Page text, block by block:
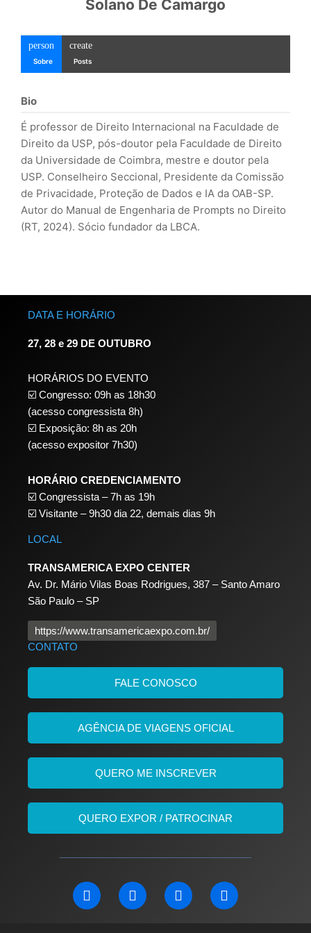
Solano De Camargo
person
Sobre
create
Posts
Bio
É professor de Direito Internacional na Faculdade de
Direito da USP, pós-doutor pela Faculdade de Direito
da Universidade de Coimbra, mestre e doutor pela
USP. Conselheiro Seccional, Presidente da Comissão
de Privacidade, Proteção de Dados e IA da OAB-SP.
Autor do Manual de Engenharia de Prompts no Direito
(RT, 2024). Sócio fundador da LBCA.
DATA E HORÁRIO
27, 28 e 29 DE OUTUBRO
HORÁRIOS DO EVENTO
☑️ Congresso: 09h as 18h30
(acesso congressista 8h)
☑️ Exposição: 8h as 20h
(acesso expositor 7h30)
HORÁRIO CREDENCIAMENTO
☑️ Congressista – 7h as 19h
☑️ Visitante – 9h30 dia 22, demais dias 9h
LOCAL
TRANSAMERICA EXPO CENTER
Av. Dr. Mário Vilas Boas Rodrigues, 387 – Santo Amaro
São Paulo – SP
https://www.transamericaexpo.com.br/
CONTATO
FALE CONOSCO
AGÊNCIA DE VIAGENS OFICIAL
QUERO ME INSCREVER
QUERO EXPOR / PATROCINAR
L
i
F
a
I
n
Y
o